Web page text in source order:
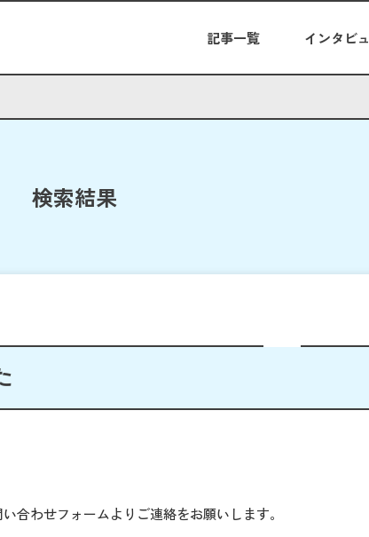
記事一覧 インタビ
検索結果
合わせフォームよりご連絡をお願いします。